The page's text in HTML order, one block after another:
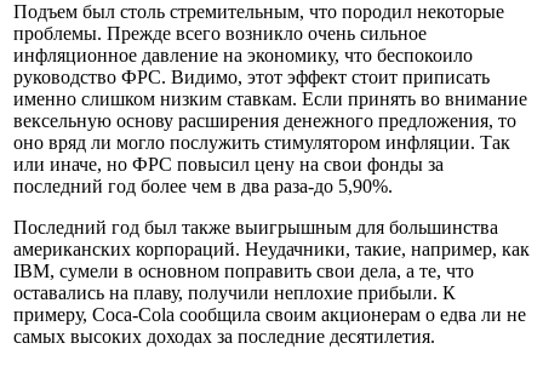
Подъем был столь стремительным, что породил некоторые
проблемы. Прежде всего возникло очень сильное
инфляционное давление на экономику, что беспокоило
руководство ФРС. Видимо, этот эффект стоит приписать
именно слишком низким ставкам. Если принять во внимание
вексельную основу расширения денежного предложения, то
оно вряд ли могло послужить стимулятором инфляции. Так
или иначе, но ФРС повысил цену на свои фонды за
последний год более чем в два раза-до 5,90%.
Последний год был также выигрышным для большинства
американских корпораций. Неудачники, такие, например, как
IBM, сумели в основном поправить свои дела, а те, что
оставались на плаву, получили неплохие прибыли. К
примеру, Coca-Cola сообщила своим акционерам о едва ли не
самых высоких доходах за последние десятилетия.